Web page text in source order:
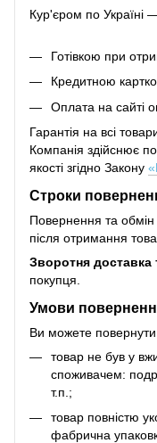
Кур'єром по Україні
Готівкою при
Кредитною
Оплата на сайті
Гарантія на всі
Компанія здійснює
якості згідно Закону
Строки
Повернення та
після отримання
Зворотня доставка
покупця.
Умови
Ви можете
товар не був у
споживачем:
т.п.;
товар повністю
фабрична